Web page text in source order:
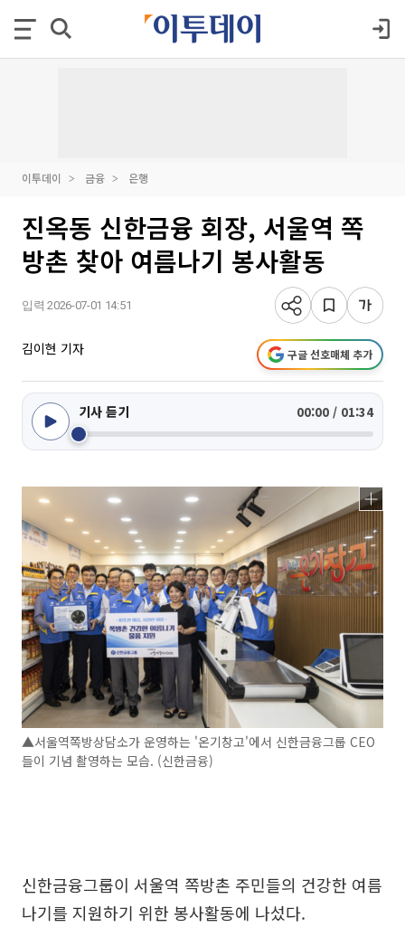
이투데이 금융 은행
진옥동 신한금융 회장, 서울역 쪽
방촌 찾아 여름나기 봉사활동
입력 2026-07-01 14:51
김이현 기자 구글 선호매체 추가
기사 듣기 00:00 / 01:34
▲서울역쪽방상담소가 운영하는 '온기창고'에서 신한금융그룹 CEO
들이 기념 촬영하는 모습. (신한금융)
신한금융그룹이 서울역 쪽방촌 주민들의 건강한 여름
나기를 지원하기 위한 봉사활동에 나섰다.